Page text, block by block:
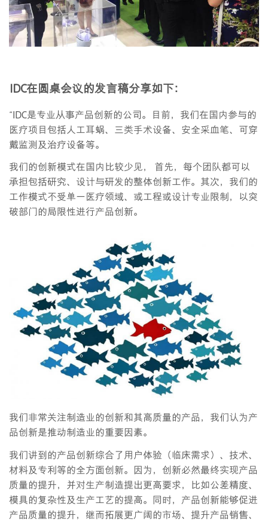
IDC在圆桌会议的发言稿分享如下：
“IDC是专业从事产品创新的公司。目前，我们在国内参与的
医疗项目包括人工耳蜗、三类手术设备、安全采血笔、可穿
戴监测及治疗设备等。
我们的创新模式在国内比较少见， 首先，每个团队都可以
承担包括研究、设计与研发的整体创新工作。其次，我们的
工作模式不受单一医疗领域、或工程或设计专业限制，以突
破部门的局限性进行产品创新。
我们非常关注制造业的创新和其高质量的产品，我们认为产
品创新是推动制造业的重要因素。
我们讲到的产品创新综合了用户体验（临床需求）、技术、
材料及专利等的全方面创新。因为，创新必然最终实现产品
质量的提升，并对生产制造提出更高要求，比如公差精度、
模具的复杂性及生产工艺的提高。同时，产品创新能够促进
产品质量的提升，继而拓展更广阔的市场、提升产品销售、